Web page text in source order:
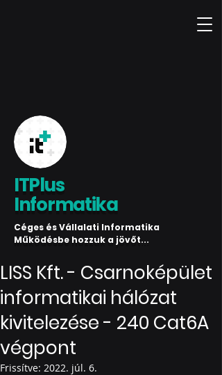
ITPlus
Informatika
Céges és Vállalati Informatika
Működésbe hozzuk a jövőt...
LISS Kft. - Csarnoképület
informatikai hálózat
kivitelezése - 240 Cat6A
végpont
Frissítve: 2022. júl. 6.